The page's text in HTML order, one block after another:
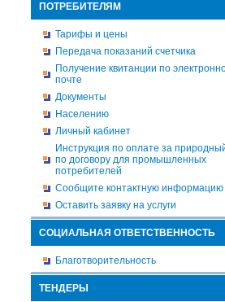
ПОТРЕБИТЕЛЯМ
Тарифы и цены
Передача показаний счетчика
Получение квитанции по
почте
Документы
Населению
Личный кабинет
Инструкция по оплате за
по договору для промышленных
потребителей
Сообщите контактную информацию
Оставить заявку на услуги
СОЦИАЛЬНАЯ ОТВЕТСТВЕННОСТЬ
Благотворительность
ТЕНДЕРЫ